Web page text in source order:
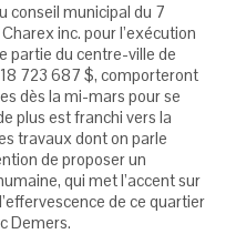
conseil municipal du 7
inc. pour l’exécution
partie du centre-ville de
723 687 $, comporteront
dès la mi-mars pour se
plus est franchi vers la
travaux dont on parle
de proposer un
qui met l’accent sur
de ce quartier
Demers.